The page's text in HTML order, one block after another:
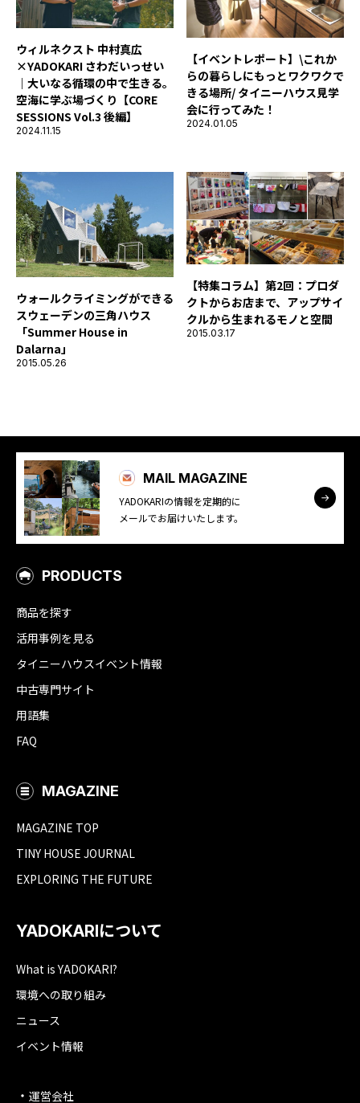
ウィルネクスト 中村真広
×YADOKARI さわだいっせい
｜大いなる循環の中で生きる。
空海に学ぶ場づくり【CORE
SESSIONS Vol.3 後編】
2024.11.15
【イベントレポート】\これか
らの暮らしにもっとワクワクで
きる場所/ タイニーハウス見学
会に行ってみた！
2024.01.05
ウォールクライミングができる
スウェーデンの三角ハウス
「Summer House in
Dalarna」
2015.05.26
【特集コラム】第2回：プロダ
クトからお店まで、アップサイ
クルから生まれるモノと空間
2015.03.17
MAIL MAGAZINE
YADOKARIの情報を定期的に
メールでお届けいたします。
PRODUCTS
商品を探す
活用事例を見る
タイニーハウスイベント情報
中古専門サイト
用語集
FAQ
MAGAZINE
MAGAZINE TOP
TINY HOUSE JOURNAL
EXPLORING THE FUTURE
YADOKARIについて
What is YADOKARI?
環境への取り組み
ニュース
イベント情報
運営会社